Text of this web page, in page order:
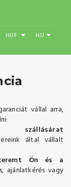
HUF HU
vállal arra,
által vállalt
Ön és a
ajánlatkérés vagy